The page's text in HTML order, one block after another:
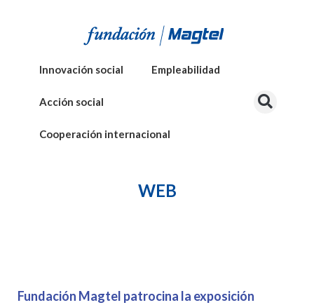
Innovación social Empleabilidad
Acción social
Cooperación internacional
WEB
Fundación Magtel patrocina la exposición